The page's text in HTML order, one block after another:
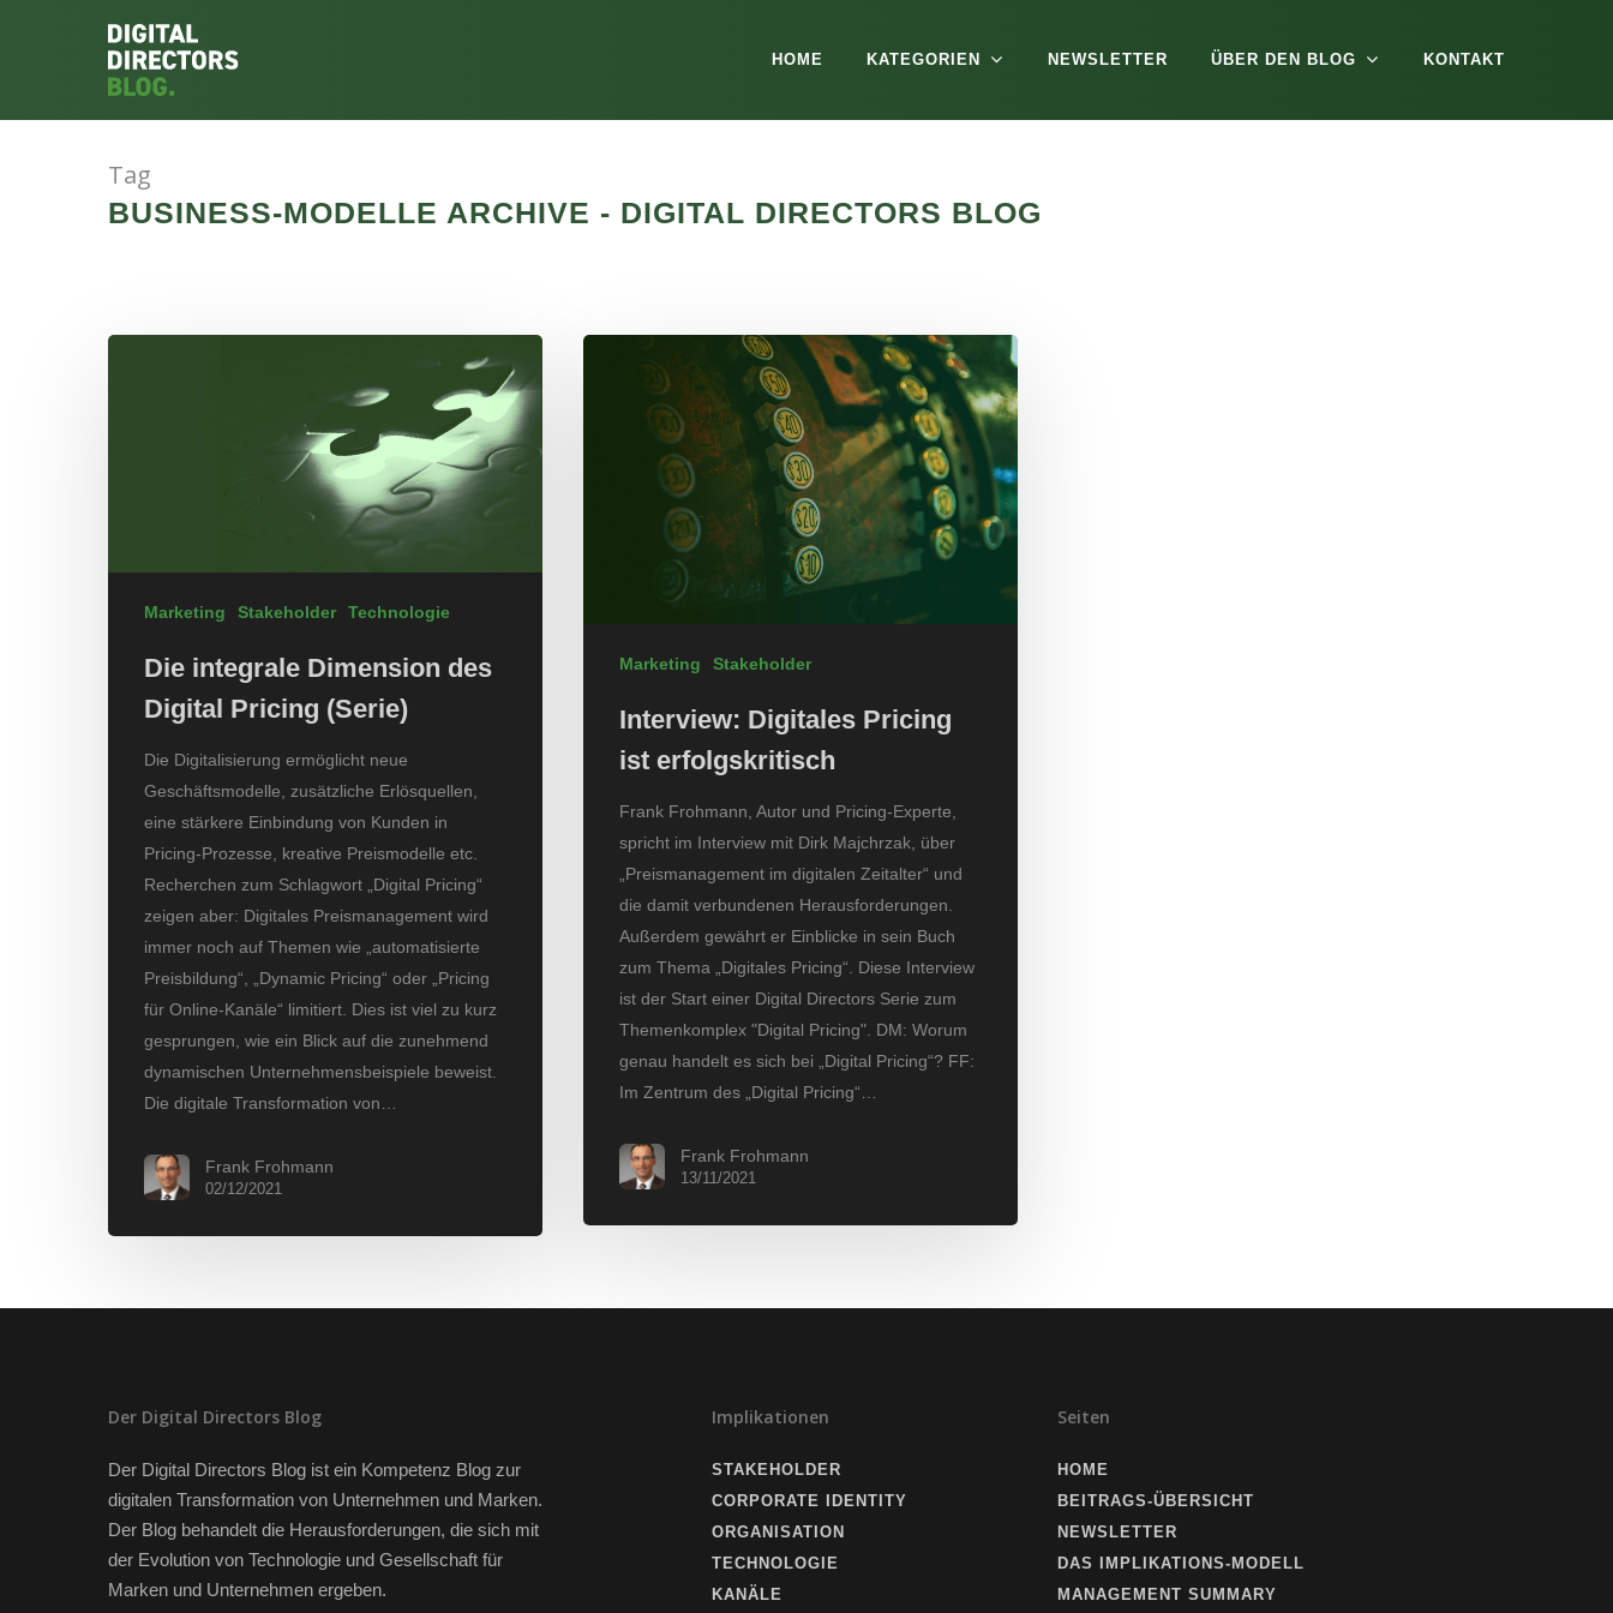
Hit enter to search or ESC to close
HOME KATEGORIEN NEWSLETTER ÜBER DEN BLOG KONTAKT
Tag
BUSINESS-MODELLE ARCHIVE - DIGITAL DIRECTORS BLOG
Marketing Stakeholder Technologie
Die integrale Dimension des
Digital Pricing (Serie)
Die Digitalisierung ermöglicht neue
Geschäftsmodelle, zusätzliche Erlösquellen,
eine stärkere Einbindung von Kunden in
Pricing-Prozesse, kreative Preismodelle etc.
Recherchen zum Schlagwort „Digital Pricing“
zeigen aber: Digitales Preismanagement wird
immer noch auf Themen wie „automatisierte
Preisbildung“, „Dynamic Pricing“ oder „Pricing
für Online-Kanäle“ limitiert. Dies ist viel zu kurz
gesprungen, wie ein Blick auf die zunehmend
dynamischen Unternehmensbeispiele beweist.
Die digitale Transformation von…
Frank Frohmann
02/12/2021
Marketing Stakeholder
Interview: Digitales Pricing
ist erfolgskritisch
Frank Frohmann, Autor und Pricing-Experte,
spricht im Interview mit Dirk Majchrzak, über
„Preismanagement im digitalen Zeitalter“ und
die damit verbundenen Herausforderungen.
Außerdem gewährt er Einblicke in sein Buch
zum Thema „Digitales Pricing“. Diese Interview
ist der Start einer Digital Directors Serie zum
Themenkomplex "Digital Pricing". DM: Worum
genau handelt es sich bei „Digital Pricing“? FF:
Im Zentrum des „Digital Pricing“…
Frank Frohmann
13/11/2021
Der Digital Directors Blog
Der Digital Directors Blog ist ein Kompetenz Blog zur
digitalen Transformation von Unternehmen und Marken.
Der Blog behandelt die Herausforderungen, die sich mit
der Evolution von Technologie und Gesellschaft für
Marken und Unternehmen ergeben.
Implikationen
STAKEHOLDER
CORPORATE IDENTITY
ORGANISATION
TECHNOLOGIE
KANÄLE
Seiten
HOME
BEITRAGS-ÜBERSICHT
NEWSLETTER
DAS IMPLIKATIONS-MODELL
MANAGEMENT SUMMARY